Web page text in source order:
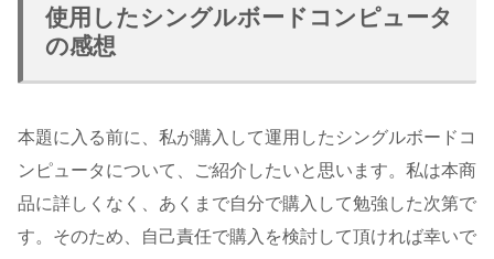
使用したシングルボードコンピュータ
の感想
本題に入る前に、私が購入して運用したシングルボードコ
ンピュータについて、ご紹介したいと思います。私は本商
品に詳しくなく、あくまで自分で購入して勉強した次第で
す。そのため、自己責任で購入を検討して頂ければ幸いで